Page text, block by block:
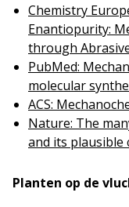
Chemistry
Enantiopurity:
through
PubMed:
molecular
ACS:
Nature: The
and its plausible
Planten op de